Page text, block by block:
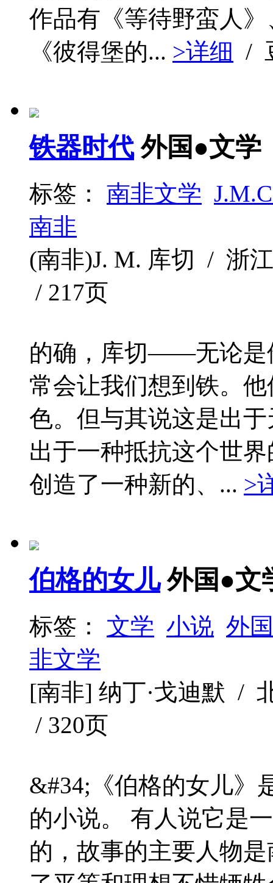
作品有《等待野蛮人
《彼得堡的... >详细 /
铁器时代 外国●文学
标签： 南非文学
南非
(南非)J. M. 库切 / 浙
/ 217页
的确，库切——无论
常会让我们想到铁。
色。但与其说这是出
出于一种抵抗这个世
创造了一种新的、... >
伯格的女儿 外国●文
标签： 文学 小说 外
非文学
[南非] 纳丁·戈迪默 /
/ 320页
&#34;《伯格的女儿》
的小说。 有人说它是
的，故事的主要人物